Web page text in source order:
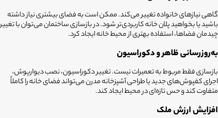
گاهی نیازهای خانواده تغییر می‌کند. ممکن است به فضای بیشتری نیاز داشته
باشید یا بخواهید پلان خانه کاربردی‌تر شود. در بازسازی ساختمان می‌توان با تغییر
چیدمان فضاها، استفاده بهتری از محیط خانه ایجاد کرد.
به‌روزرسانی ظاهر و دکوراسیون
بازسازی فقط مربوط به تعمیرات نیست. تغییر دکوراسیون، نصب دیوارپوش،
اجرای کفپوش‌های جدید یا طراحی آشپزخانه مدرن می‌تواند فضای خانه را کاملاً
متفاوت کند و حس تازه‌ای در محیط ایجاد کند.
افزایش ارزش ملک